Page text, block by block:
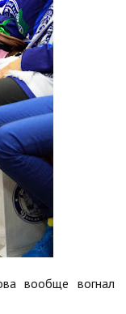
вообще вогнал